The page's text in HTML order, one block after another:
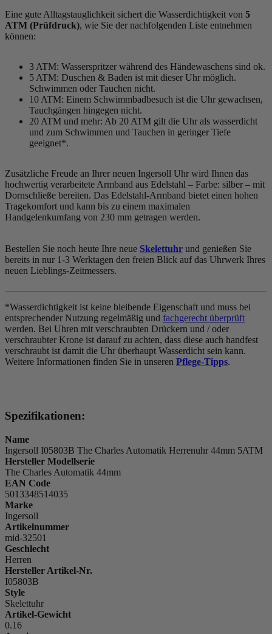
Eine gute Alltagstauglichkeit sichert die Wasserdichtigkeit von 5
ATM (Prüfdruck), wie Sie der nachfolgenden Liste entnehmen
können:
3 ATM: Wasserspritzer während des Händewaschens sind ok.
5 ATM: Duschen & Baden ist mit dieser Uhr möglich.
Schwimmen oder Tauchen nicht.
10 ATM: Einem Schwimmbadbesuch ist die Uhr gewachsen,
Tauchgängen hingegen nicht.
20 ATM und mehr: Ab 20 ATM gilt die Uhr als wasserdicht
und zum Schwimmen und Tauchen in geringer Tiefe
geeignet*.
Zusätzliche Freude an Ihrer neuen Ingersoll Uhr wird Ihnen das
hochwertig verarbeitete Armband aus Edelstahl – Farbe: silber – mit
Dornschließe bereiten. Das Edelstahl-Armband bietet einen hohen
Tragekomfort und kann bis zu einem maximalen
Handgelenkumfang von 230 mm getragen werden.
Bestellen Sie noch heute Ihre neue Skelettuhr und genießen Sie
bereits in nur 1-3 Werktagen den freien Blick auf das Uhrwerk Ihres
neuen Lieblings-Zeitmessers.
*Wasserdichtigkeit ist keine bleibende Eigenschaft und muss bei
entsprechender Nutzung regelmäßig und fachgerecht überprüft
werden. Bei Uhren mit verschraubten Drückern und / oder
verschraubter Krone ist darauf zu achten, dass diese auch handfest
verschraubt ist damit die Uhr überhaupt Wasserdicht sein kann.
Weitere Informationen finden Sie in unseren Pflege-Tipps.
Spezifikationen:
Name
Ingersoll I05803B The Charles Automatik Herrenuhr 44mm 5ATM
Hersteller Modellserie
The Charles Automatik 44mm
EAN Code
5013348514035
Marke
Ingersoll
Artikelnummer
mid-32501
Geschlecht
Herren
Hersteller Artikel-Nr.
I05803B
Style
Skelettuhr
Artikel-Gewicht
0.16